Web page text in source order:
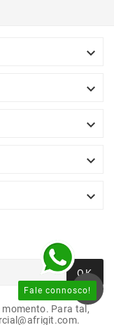





OK
Para tal,
Fale connosco!